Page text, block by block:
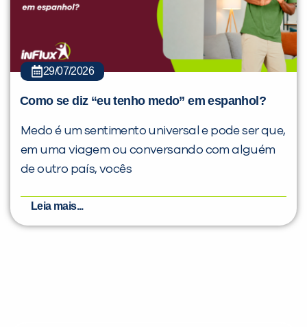
29/07/2026
Como se diz “eu tenho medo” em espanhol?
Medo é um sentimento universal e pode ser que,
em uma viagem ou conversando com alguém
de outro país, vocês
Leia mais...